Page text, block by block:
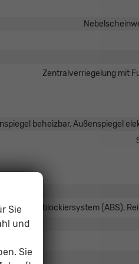
Zentralverriegelung mit
beheizbar, Außenspiegel
Antiblockiersystem (ABS),
Sie
und
Sie